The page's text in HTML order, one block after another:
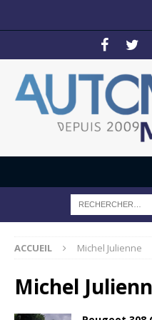
ACCUEIL Michel Julienne
Michel